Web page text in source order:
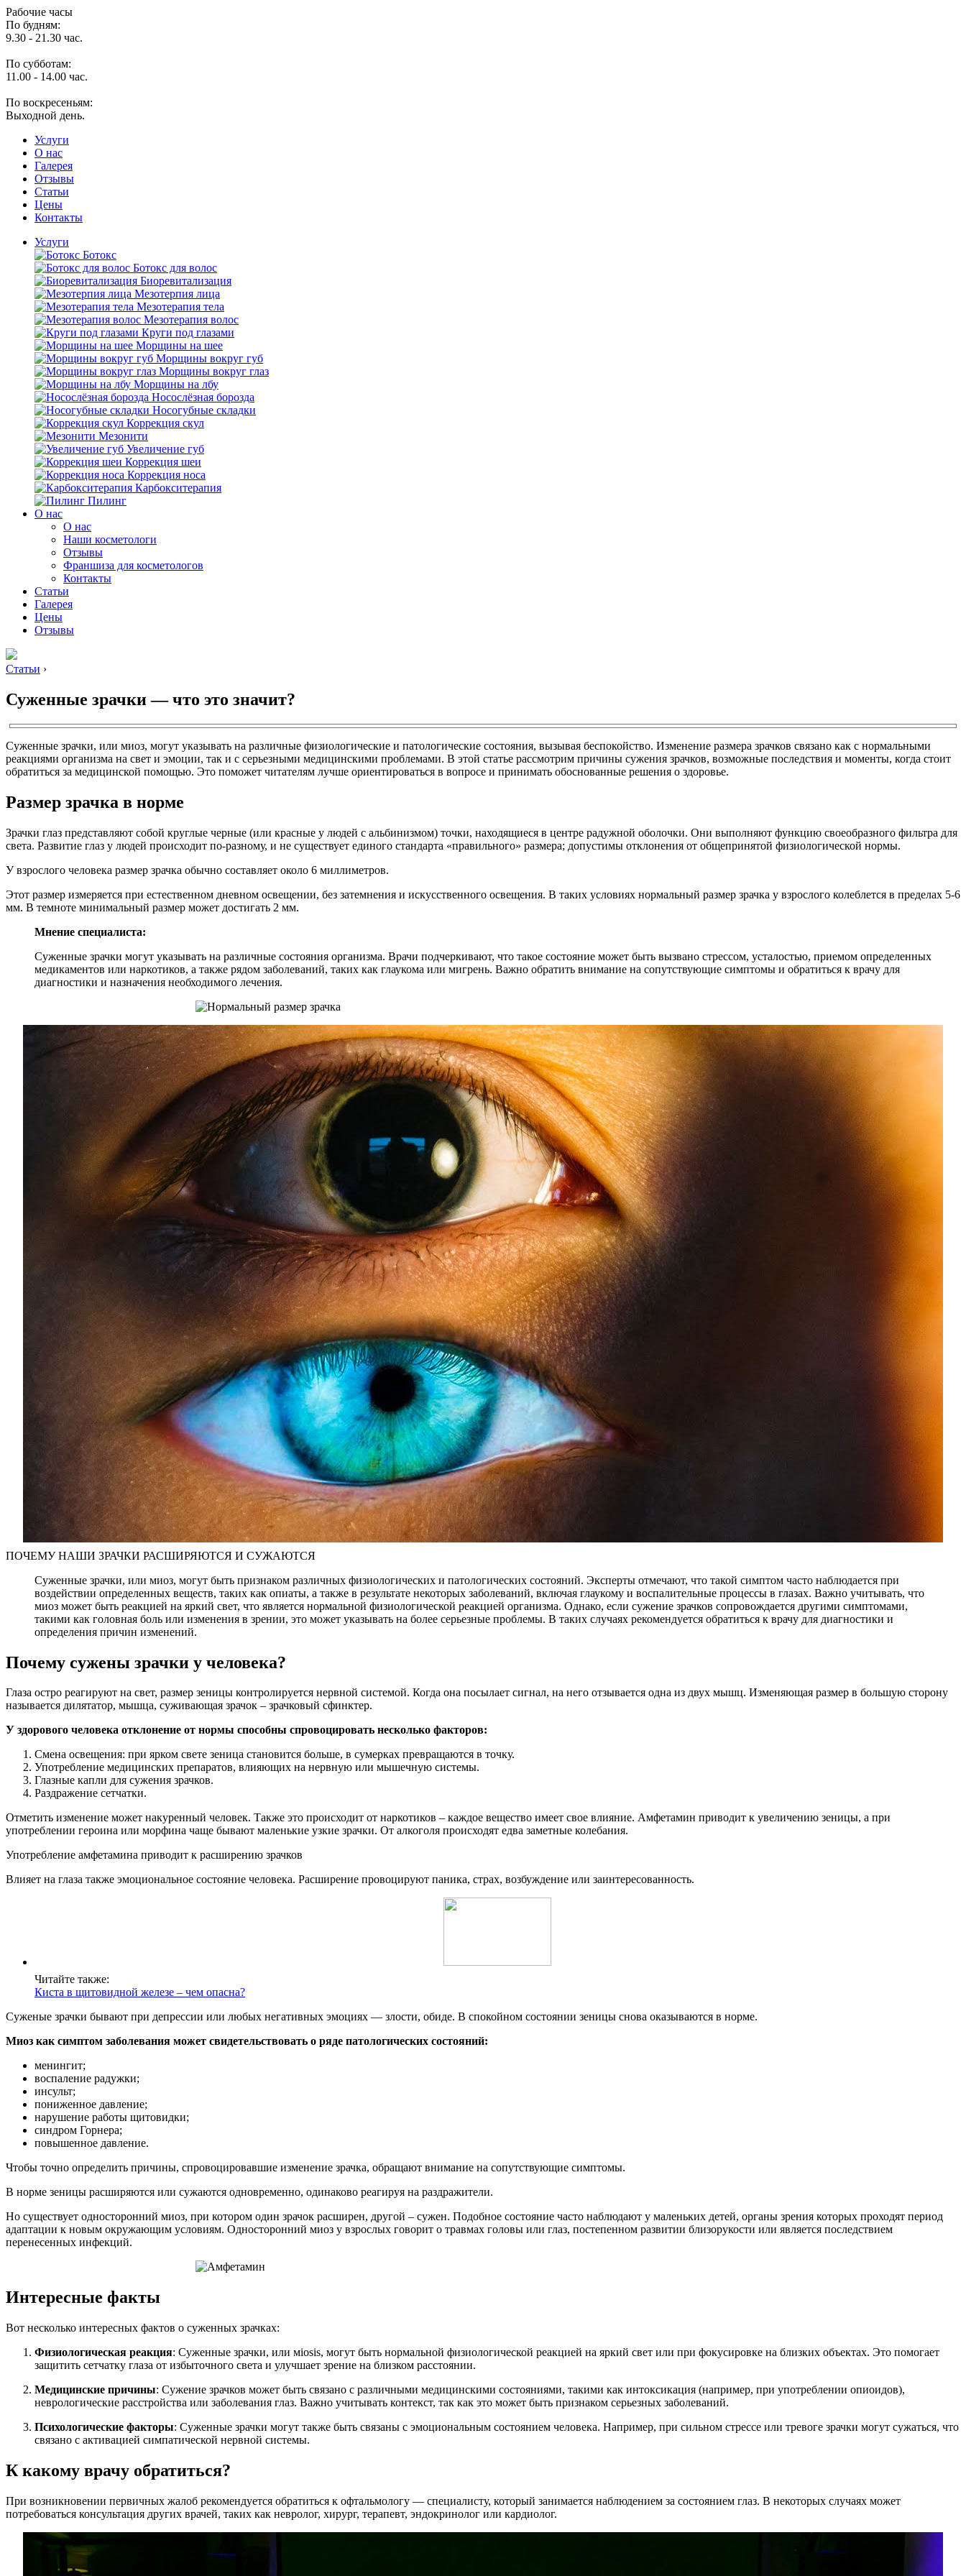
Рабочие часы
По будням:
9.30 - 21.30 час.
По субботам:
11.00 - 14.00 час.
По воскресеньям:
Выходной день.
Услуги
O нас
Галерея
Отзывы
Статьи
Цены
Контакты
Услуги
Ботокс
Ботокс для волос
Биоревитализация
Мезотерпия лица
Мезотерапия тела
Мезотерапия волос
Круги под глазами
Морщины на шее
Морщины вокруг губ
Морщины вокруг глаз
Морщины на лбу
Носослёзная борозда
Носогубные складки
Коррекция скул
Мезонити
Увеличение губ
Коррекция шеи
Коррекция носа
Карбокситерапия
Пилинг
O нас
O нас
Наши косметологи
Отзывы
Франшиза для косметологов
Контакты
Статьи
Галерея
Цены
Отзывы
Статьи ›
Суженные зрачки — что это значит?
Суженные зрачки, или миоз, могут указывать на различные физиологические и патологические состояния, вызывая беспокойство. Изменение размера зрачков связано как с нормальными
реакциями организма на свет и эмоции, так и с серьезными медицинскими проблемами. В этой статье рассмотрим причины сужения зрачков, возможные последствия и моменты, когда стоит
обратиться за медицинской помощью. Это поможет читателям лучше ориентироваться в вопросе и принимать обоснованные решения о здоровье.
Размер зрачка в норме
Зрачки глаз представляют собой круглые черные (или красные у людей с альбинизмом) точки, находящиеся в центре радужной оболочки. Они выполняют функцию своеобразного фильтра для
света. Развитие глаз у людей происходит по-разному, и не существует единого стандарта «правильного» размера; допустимы отклонения от общепринятой физиологической нормы.
У взрослого человека размер зрачка обычно составляет около 6 миллиметров.
Этот размер измеряется при естественном дневном освещении, без затемнения и искусственного освещения. В таких условиях нормальный размер зрачка у взрослого колеблется в пределах 5-6
мм. В темноте минимальный размер может достигать 2 мм.
Мнение специалиста:
Суженные зрачки могут указывать на различные состояния организма. Врачи подчеркивают, что такое состояние может быть вызвано стрессом, усталостью, приемом определенных
медикаментов или наркотиков, а также рядом заболеваний, таких как глаукома или мигрень. Важно обратить внимание на сопутствующие симптомы и обратиться к врачу для
диагностики и назначения необходимого лечения.
ПОЧЕМУ НАШИ ЗРАЧКИ РАСШИРЯЮТСЯ И СУЖАЮТСЯ
Суженные зрачки, или миоз, могут быть признаком различных физиологических и патологических состояний. Эксперты отмечают, что такой симптом часто наблюдается при
воздействии определенных веществ, таких как опиаты, а также в результате некоторых заболеваний, включая глаукому и воспалительные процессы в глазах. Важно учитывать, что
миоз может быть реакцией на яркий свет, что является нормальной физиологической реакцией организма. Однако, если сужение зрачков сопровождается другими симптомами,
такими как головная боль или изменения в зрении, это может указывать на более серьезные проблемы. В таких случаях рекомендуется обратиться к врачу для диагностики и
определения причин изменений.
Почему сужены зрачки у человека?
Глаза остро реагируют на свет, размер зеницы контролируется нервной системой. Когда она посылает сигнал, на него отзывается одна из двух мышц. Изменяющая размер в большую сторону
называется дилятатор, мышца, суживающая зрачок – зрачковый сфинктер.
У здорового человека отклонение от нормы способны спровоцировать несколько факторов:
Смена освещения: при ярком свете зеница становится больше, в сумерках превращаются в точку.
Употребление медицинских препаратов, влияющих на нервную или мышечную системы.
Глазные капли для сужения зрачков.
Раздражение сетчатки.
Отметить изменение может накуренный человек. Также это происходит от наркотиков – каждое вещество имеет свое влияние. Амфетамин приводит к увеличению зеницы, а при
употреблении героина или морфина чаще бывают маленькие узкие зрачки. От алкоголя происходят едва заметные колебания.
Употребление амфетамина приводит к расширению зрачков
Влияет на глаза также эмоциональное состояние человека. Расширение провоцируют паника, страх, возбуждение или заинтересованность.
Читайте также:
Киста в щитовидной железе – чем опасна?
Суженые зрачки бывают при депрессии или любых негативных эмоциях — злости, обиде. В спокойном состоянии зеницы снова оказываются в норме.
Миоз как симптом заболевания может свидетельствовать о ряде патологических состояний:
менингит;
воспаление радужки;
инсульт;
пониженное давление;
нарушение работы щитовидки;
синдром Горнера;
повышенное давление.
Чтобы точно определить причины, спровоцировавшие изменение зрачка, обращают внимание на сопутствующие симптомы.
В норме зеницы расширяются или сужаются одновременно, одинаково реагируя на раздражители.
Но существует односторонний миоз, при котором один зрачок расширен, другой – сужен. Подобное состояние часто наблюдают у маленьких детей, органы зрения которых проходят период
адаптации к новым окружающим условиям. Односторонний миоз у взрослых говорит о травмах головы или глаз, постепенном развитии близорукости или является последствием
перенесенных инфекций.
Интересные факты
Вот несколько интересных фактов о суженных зрачках:
Физиологическая реакция: Суженные зрачки, или мiosis, могут быть нормальной физиологической реакцией на яркий свет или при фокусировке на близких объектах. Это помогает
защитить сетчатку глаза от избыточного света и улучшает зрение на близком расстоянии.
Медицинские причины: Сужение зрачков может быть связано с различными медицинскими состояниями, такими как интоксикация (например, при употреблении опиоидов),
неврологические расстройства или заболевания глаз. Важно учитывать контекст, так как это может быть признаком серьезных заболеваний.
Психологические факторы: Суженные зрачки могут также быть связаны с эмоциональным состоянием человека. Например, при сильном стрессе или тревоге зрачки могут сужаться, что
связано с активацией симпатической нервной системы.
К какому врачу обратиться?
При возникновении первичных жалоб рекомендуется обратиться к офтальмологу — специалисту, который занимается наблюдением за состоянием глаз. В некоторых случаях может
потребоваться консультация других врачей, таких как невролог, хирург, терапевт, эндокринолог или кардиолог.